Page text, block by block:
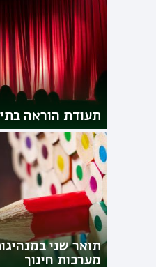
תעודת הוראה
תואר שני
מערכות חינוך